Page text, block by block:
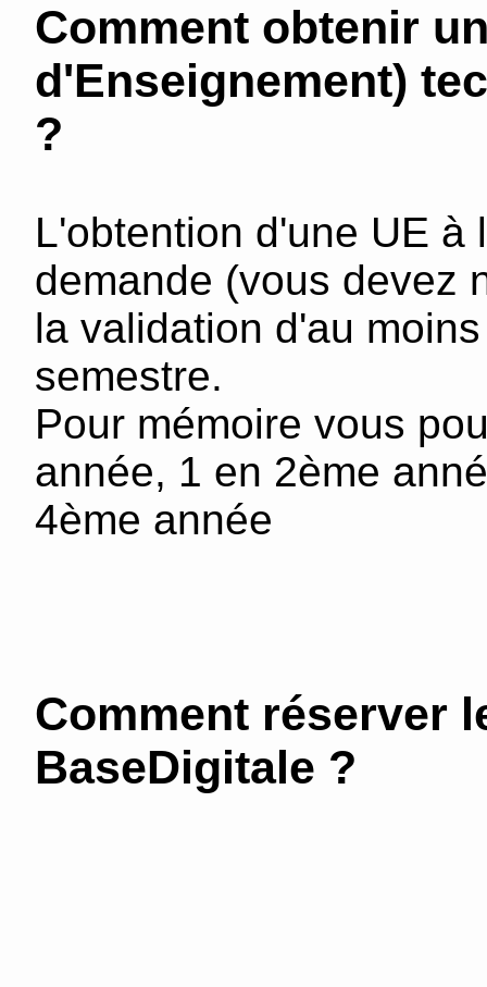
Comment obtenir
d'Enseignement)
?
L'obtention d'une UE
demande (vous devez
la validation d'au
semestre.
Pour mémoire vous
année, 1 en 2ème
4ème année
Comment réserver
BaseDigitale ?